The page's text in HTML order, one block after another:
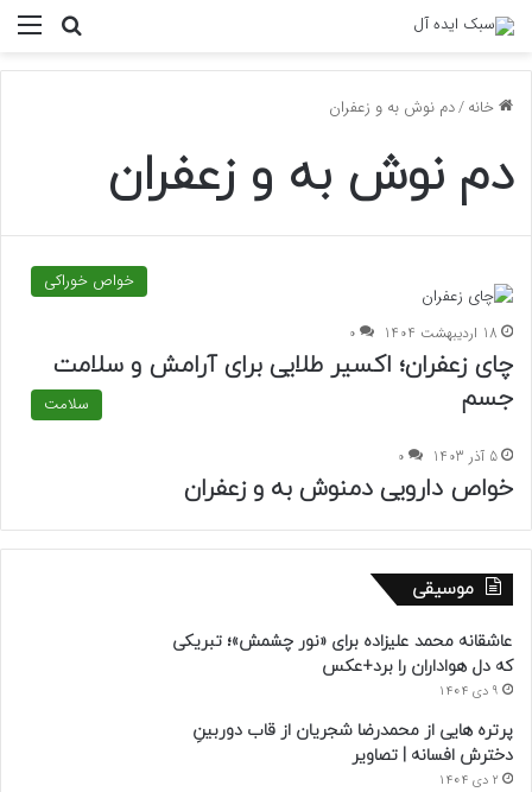
خانه/دم نوش به و زعفران
دم نوش به و زعفران
خواص خوراکی
18 اردیبهشت 1404 0
چای زعفران؛ اکسیر طلایی برای آرامش و سلامت
جسم
سلامت
5 آذر 1403 0
خواص دارویی دمنوش به و زعفران
موسیقی
عاشقانه محمد علیزاده برای «نور چشمش»؛ تبریکی
که دل هواداران را برد+عکس
9 دی 1404
پرتره هایی از محمدرضا شجریان از قاب دوربینِ
دخترش افسانه | تصاویر
2 دی 1404